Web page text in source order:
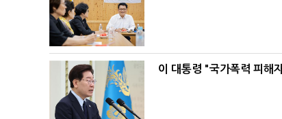
이 대통령 "국가폭력 피해